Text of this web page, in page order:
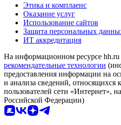
Этика и комплаенс
Оказание услуг
Использование сайтов
Защита персональных
ИТ аккредитация
На информационном ресурсе hh.ru
рекомендательные технологии
предоставления информации на
и анализа сведений, относящихся
пользователей сети «Интернет»,
Российской Федерации)